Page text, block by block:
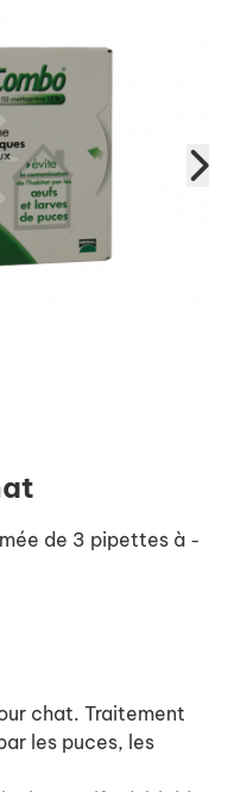
de 3 pipettes à -
chat. Traitement
les puces, les